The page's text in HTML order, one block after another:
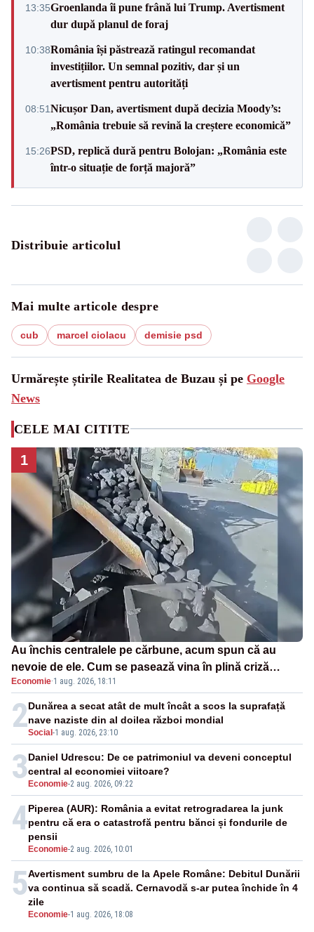
13:35Groenlanda îi pune frână lui Trump. Avertisment
dur după planul de foraj
10:38România își păstrează ratingul recomandat
investițiilor. Un semnal pozitiv, dar și un
avertisment pentru autorități
08:51Nicușor Dan, avertisment după decizia Moody’s:
„România trebuie să revină la creștere economică”
15:26PSD, replică dură pentru Bolojan: „România este
într-o situație de forță majoră”
Distribuie articolul
Mai multe articole despre
cub marcel ciolacu demisie psd
Urmărește știrile Realitatea de Buzau și pe Google
News
CELE MAI CITITE
1
Au închis centralele pe cărbune, acum spun că au
nevoie de ele. Cum se pasează vina în plină criză
energetică
Economie·1 aug. 2026, 18:11
2Social -1 aug. 2026, 23:10
Dunărea a secat atât de mult încât a scos la suprafață
nave naziste din al doilea război mondial
3 Economie-2 aug. 2026, 09:22
Daniel Udrescu: De ce patrimoniul va deveni conceptul
central al economiei viitoare?
4
Economie-2 aug. 2026, 10:01
Piperea (AUR): România a evitat retrogradarea la junk
pentru că era o catastrofă pentru bănci și fondurile de
pensii
5
Economie-1 aug. 2026, 18:08
Avertisment sumbru de la Apele Române: Debitul Dunării
va continua să scadă. Cernavodă s-ar putea închide în 4
zile